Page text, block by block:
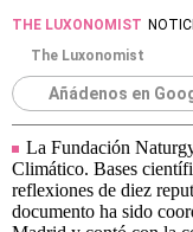
THE LUXONOMIST
The Luxonomist
Añádenos en
La Fundación
Climático. Bases
reflexiones de diez
documento ha sido